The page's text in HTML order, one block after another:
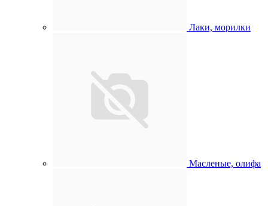
Лаки, морилки
Масленые, олифа